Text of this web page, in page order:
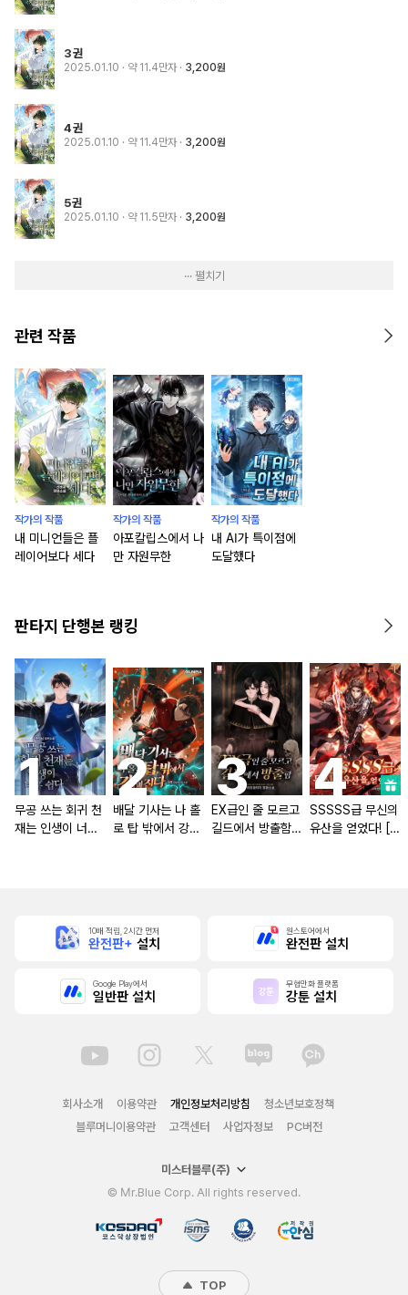
3권
2025.01.10 · 약 11.4만자 3,200원
4권
2025.01.10 · 약 11.4만자 3,200원
5권
2025.01.10 · 약 11.5만자 3,200원
··· 펼치기
관련 작품
작가의 작품
내 미니언들은 플
레이어보다 세다
작가의 작품
아포칼립스에서 나
만 자원무한
작가의 작품
내 AI가 특이점에
도달했다
판타지 단행본 랭킹
무공 쓰는 회귀 천
재는 인생이 너무
배달 기사는 나 홀
로 탑 밖에서 강해
EX급인 줄 모르고
길드에서 방출함
SSSSS급 무신의
유산을 얻었다! [단
10배 적립, 2시간 먼저
완전판+ 설치
원스토어에서
완전판 설치
Google Play에서
일반판 설치
무협만화 플랫폼
강툰 설치
회사소개 이용약관 개인정보처리방침
청소년보호정책
블루머니이용약관
고객센터 사업자정보 PC버전
미스터블루(주)
© Mr.Blue Corp. All rights reserved.
TOP